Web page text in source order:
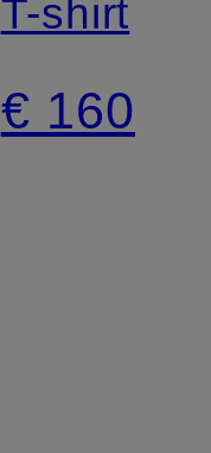
T-shirt
€ 160